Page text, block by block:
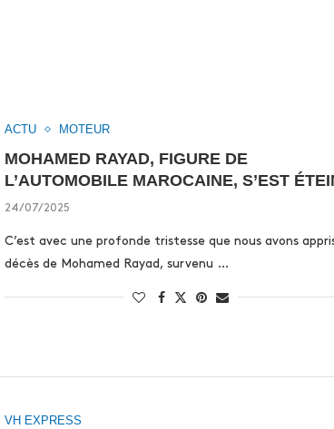
ACTU MOTEUR
MOHAMED RAYAD, FIGURE DE
L’AUTOMOBILE MAROCAINE, S’EST
24/07/2025
C’est avec une profonde tristesse que nous avons
décès de Mohamed Rayad, survenu …
VH EXPRESS